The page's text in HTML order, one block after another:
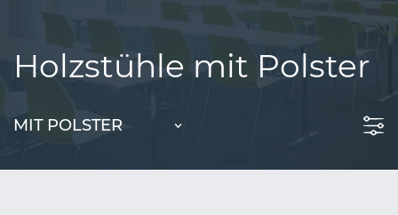
Holzstühle mit Polster
MIT POLSTER